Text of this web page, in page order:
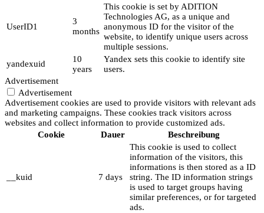
UserID1
3
months
This cookie is set by ADITION
Technologies AG, as a unique and
anonymous ID for the visitor of the
website, to identify unique users across
multiple sessions.
yandexuid
10
years
Yandex sets this cookie to identify site
users.
Advertisement
Advertisement
Advertisement cookies are used to provide visitors with relevant ads
and marketing campaigns. These cookies track visitors across
websites and collect information to provide customized ads.
Cookie
Dauer Beschreibung
__kuid 7 days
This cookie is used to collect
information of the visitors, this
informations is then stored as a ID
string. The ID information strings
is used to target groups having
similar preferences, or for targeted
ads.